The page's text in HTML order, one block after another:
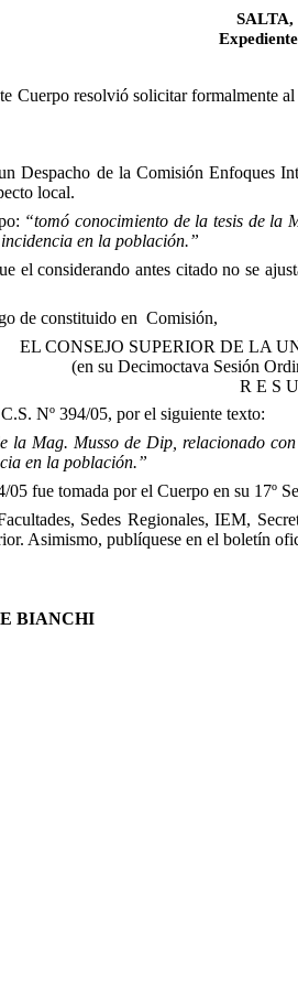
SALTA,
Cuerpo resolvió solicitar formalmente
Despacho de la Comisión Enfoques
local.
“tomó conocimiento de la tesis de la
en la población.”
el considerando antes citado no se
de constituido en Comisión,
EL CONSEJO SUPERIOR DE LA
(en su Decimoctava Sesión
R E S
Nº 394/05, por el siguiente texto:
la Mag. Musso de Dip, relacionado
en la población.”
fue tomada por el Cuerpo en su 17º
Sedes Regionales, IEM,
Asimismo, publíquese en el boletín
BIANCHI